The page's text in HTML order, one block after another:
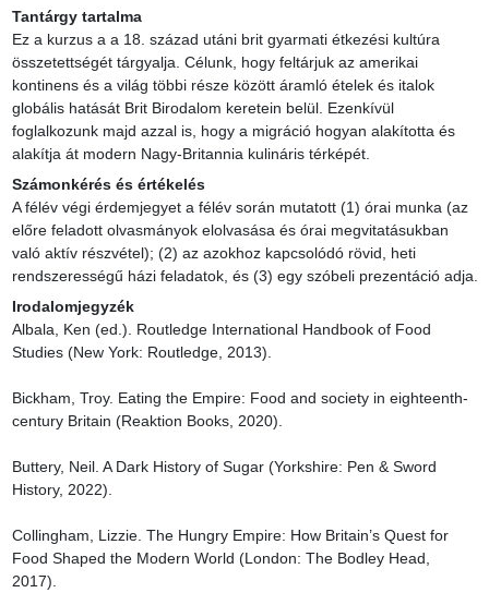
Tantárgy tartalma
Ez a kurzus a a 18. század utáni brit gyarmati étkezési kultúra
összetettségét tárgyalja. Célunk, hogy feltárjuk az amerikai
kontinens és a világ többi része között áramló ételek és italok
globális hatását Brit Birodalom keretein belül. Ezenkívül
foglalkozunk majd azzal is, hogy a migráció hogyan alakította és
alakítja át modern Nagy-Britannia kulináris térképét.
Számonkérés és értékelés
A félév végi érdemjegyet a félév során mutatott (1) órai munka (az
előre feladott olvasmányok elolvasása és órai megvitatásukban
való aktív részvétel); (2) az azokhoz kapcsolódó rövid, heti
rendszerességű házi feladatok, és (3) egy szóbeli prezentáció adja.
Irodalomjegyzék
Albala, Ken (ed.). Routledge International Handbook of Food
Studies (New York: Routledge, 2013).
Bickham, Troy. Eating the Empire: Food and society in eighteenth-
century Britain (Reaktion Books, 2020).
Buttery, Neil. A Dark History of Sugar (Yorkshire: Pen & Sword
History, 2022).
Collingham, Lizzie. The Hungry Empire: How Britain’s Quest for
Food Shaped the Modern World (London: The Bodley Head,
2017).